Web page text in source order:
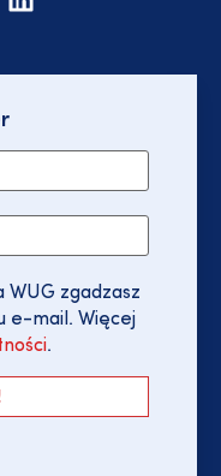
zgadzasz
e-mail. Więcej
.